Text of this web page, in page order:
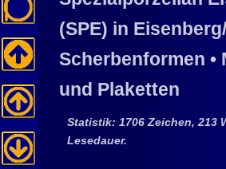
(SPE) in
Scherbenformen •
und Plaketten
Statistik: 1706 Zeichen, 213
Lesedauer.